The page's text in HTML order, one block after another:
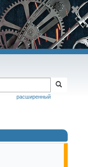
расширенный